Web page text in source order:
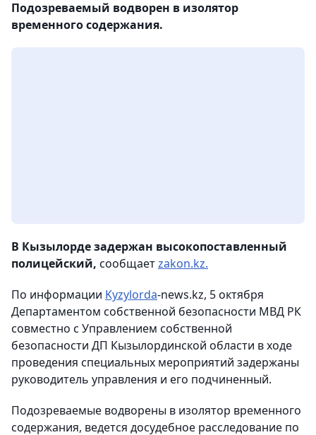
Подозреваемый водворен в изолятор
временного содержания.
В Кызылорде задержан высокопоставленный
полицейский, сообщаетzakon.kz.
По информации Kyzylorda-news.kz, 5 октября
Департаментом собственной безопасности МВД РК
совместно с Управлением собственной
безопасности ДП Кызылординской области в ходе
проведения специальных мероприятий задержаны
руководитель управления и его подчиненный.
Подозреваемые водворены в изолятор временного
содержания, ведется досудебное расследование по